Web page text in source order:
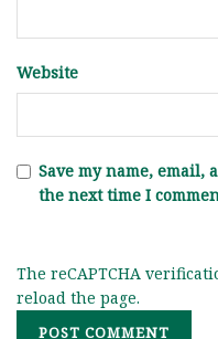
Website
Save my name,
the next time I
The reCAPTCHA
reload the page.